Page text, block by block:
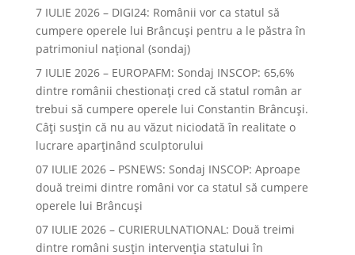
7 IULIE 2026 – DIGI24: Românii vor ca statul să
cumpere operele lui Brâncuși pentru a le păstra în
patrimoniul național (sondaj)
7 IULIE 2026 – EUROPAFM: Sondaj INSCOP: 65,6%
dintre românii chestionați cred că statul român ar
trebui să cumpere operele lui Constantin Brâncuși.
Câți susțin că nu au văzut niciodată în realitate o
lucrare aparținând sculptorului
07 IULIE 2026 – PSNEWS: Sondaj INSCOP: Aproape
două treimi dintre români vor ca statul să cumpere
operele lui Brâncuși
07 IULIE 2026 – CURIERULNATIONAL: Două treimi
dintre români susțin intervenția statului în